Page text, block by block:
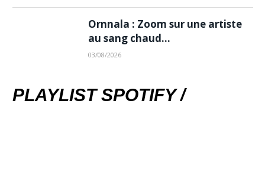
Ornnala : Zoom sur une artiste
au sang chaud…
03/08/2026
PLAYLIST SPOTIFY /